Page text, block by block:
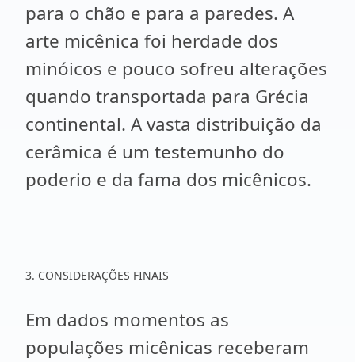
para o chão e para a paredes. A
arte micênica foi herdade dos
minóicos e pouco sofreu alterações
quando transportada para Grécia
continental. A vasta distribuição da
cerâmica é um testemunho do
poderio e da fama dos micênicos.
3. CONSIDERAÇÕES FINAIS
Em dados momentos as
populações micênicas receberam